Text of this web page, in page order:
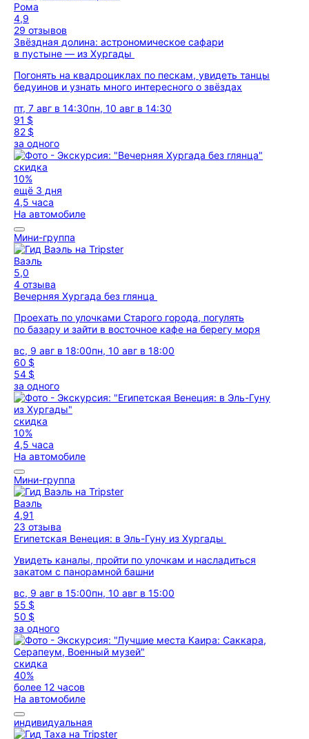
Рома
4,9
29 отзывов
Звёздная долина: астрономическое сафари
в пустыне — из Хургады
Погонять на квадроциклах по пескам, увидеть танцы
бедуинов и узнать много интересного о звёздах
пт, 7 авг в 14:30пн, 10 авг в 14:30
91 $
82 $
за одного
скидка
10%
ещё 3 дня
4,5 часа
На автомобиле
Мини-группа
Ваэль
5,0
4 отзыва
Вечерняя Хургада без глянца
Проехать по улочками Старого города, погулять
по базару и зайти в восточное кафе на берегу моря
вс, 9 авг в 18:00пн, 10 авг в 18:00
60 $
54 $
за одного
скидка
10%
4,5 часа
На автомобиле
Мини-группа
Ваэль
4,91
23 отзыва
Египетская Венеция: в Эль-Гуну из Хургады
Увидеть каналы, пройти по улочкам и насладиться
закатом с панорамной башни
вс, 9 авг в 15:00пн, 10 авг в 15:00
55 $
50 $
за одного
скидка
40%
более 12 часов
На автомобиле
индивидуальная